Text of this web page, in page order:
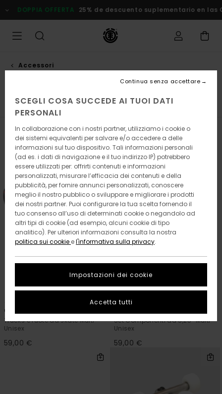
alla
selezione
griglie
DOPPIA OFFERTA 25% de descuento suplementario en las
Accessori
Hardware Truck Ruote Visualizza tutto
Filtra e Ordina 6 Risultati
Salta
criteri
ricerca
visualizza
ordine
Component Bundle 5.5"
Trucks e ruote da skate Multi
Unisex
59,00 €
Set Componenti da 5,25” Multi
Unisex
59,00 €
SCEGLI COSA SUCCEDE AI TUOI DATI
PERSONALI
In collaborazione con i nostri partner, utilizziamo i cookie o
dei sistemi equivalenti per salvare e/o accedere a delle
informazioni sul tuo dispositivo. Tali informazioni personali
(ad es. i dati di navigazione e il tuo indirizzo IP) potrebbero
essere utilizzati per: offrirti contenuti e informazioni
personalizzati, misurare l’efficacia dei contenuti e della
pubblicità, per fornire annunci personalizzati, conoscere
meglio il nostro pubblico o sviluppare e migliorare i prodotti
dei nostri partner. Puoi configurare la tua scelta fornendo il
tuo consenso all’uso di determinati cookie o negandolo ad
altri tipi di cookie (ad esempio, alcuni cookie di tipo
analitico). Per ulteriori informazioni consulta la nostra
politica sui cookie el'informativa sulla privacy.
Impostazioni dei cookie
Continua senza accettare
Accetta tutti